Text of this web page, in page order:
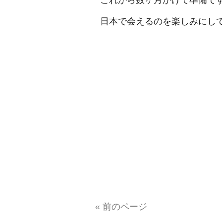
日本で会えるのを楽しみにし
« 前のページ